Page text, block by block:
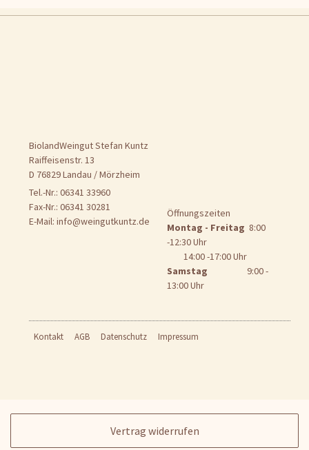
BiolandWeingut Stefan Kuntz
Raiffeisenstr. 13
D 76829 Landau / Mörzheim
Tel.-Nr.: 06341 33960
Fax-Nr.: 06341 30281
E-Mail:info@weingutkuntz.de
Öffnungszeiten
Montag - Freitag 8:00
-12:30 Uhr
14:00 -17:00 Uhr
Samstag 9:00 -
13:00 Uhr
Kontakt AGB Datenschutz Impressum
Vertrag widerrufen